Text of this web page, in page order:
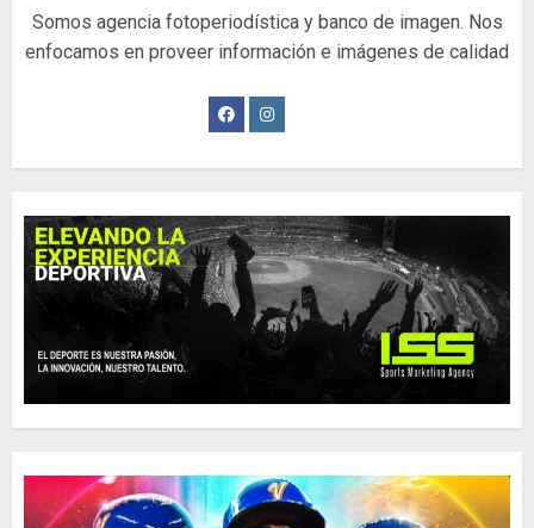
Somos agencia fotoperiodística y banco de imagen. Nos
enfocamos en proveer información e imágenes de calidad